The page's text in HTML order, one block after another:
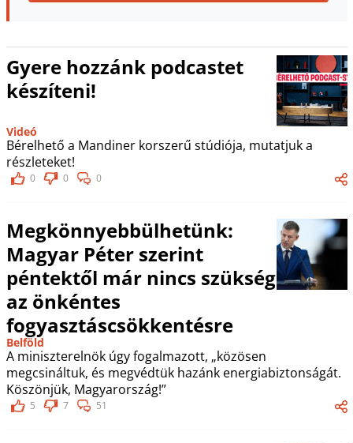
Gyere hozzánk podcastet
készíteni!
Videó
Bérelhető a Mandiner korszerű stúdiója, mutatjuk a
részleteket!
0 0 0
Megkönnyebbülhetünk:
Magyar Péter szerint
péntektől már nincs szükség
az önkéntes
fogyasztáscsökkentésre
Belföld
A miniszterelnök úgy fogalmazott, „közösen
megcsináltuk, és megvédtük hazánk energiabiztonságát.
Köszönjük, Magyarország!”
5 7 51